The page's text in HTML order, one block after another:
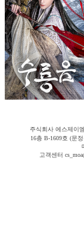
주식회사 에스제이
16층 B-1609호 (문
고객센터